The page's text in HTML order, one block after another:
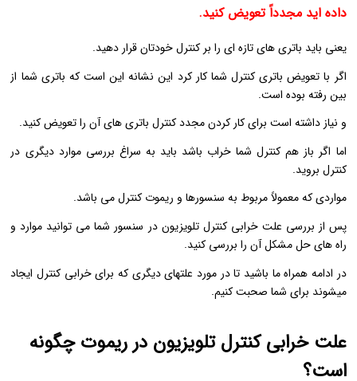
داده اید مجدداً تعویض کنید.
یعنی باید باتری های تازه ای را بر کنترل خودتان قرار دهید.
اگر با تعویض باتری کنترل شما کار کرد این نشانه این است که باتری شما از
بین رفته بوده است.
و نیاز داشته است برای کار کردن مجدد کنترل باتری های آن را تعویض کنید.
اما اگر باز هم کنترل شما خراب باشد باید به سراغ بررسی موارد دیگری در
کنترل بروید.
مواردی که معمولاً مربوط به سنسورها و ریموت کنترل می باشد.
پس از بررسی علت خرابی کنترل تلویزیون در سنسور شما می توانید موارد و
راه های حل مشکل آن را بررسی کنید.
در ادامه همراه ما باشید تا در مورد علتهای دیگری که برای خرابی کنترل ایجاد
میشوند برای شما صحبت کنیم.
علت خرابی کنترل تلویزیون در ریموت چگونه
است؟